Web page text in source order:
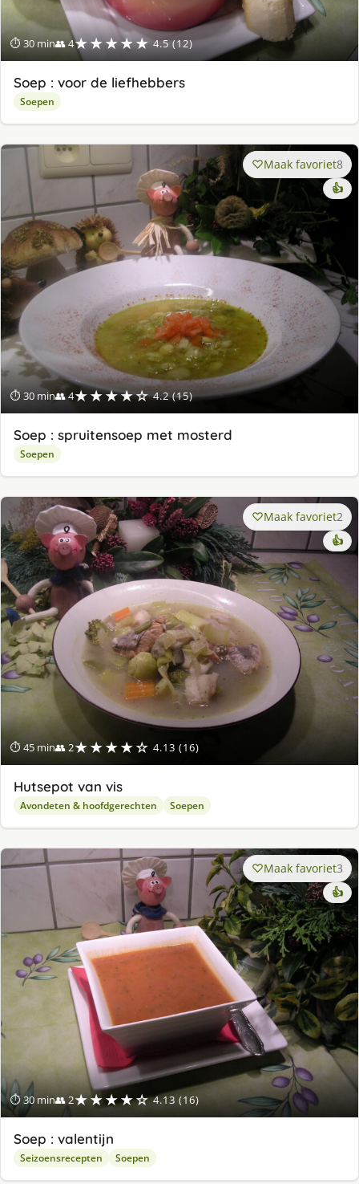
⏱ 30 min👥 4★★★★★ 4.5 (12)
Soep : voor de liefhebbers
Soepen
⏱ 30 min👥 4★★★★☆ 4.2 (15)
Maak favoriet8
👍
Soep : spruitensoep met mosterd
Soepen
⏱ 45 min👥 2★★★★☆ 4.13 (16)
Maak favoriet2
👍
Hutsepot van vis
Avondeten & hoofdgerechten Soepen
⏱ 30 min👥 2★★★★☆ 4.13 (16)
Maak favoriet3
👍
Soep : valentijn
Seizoensrecepten Soepen